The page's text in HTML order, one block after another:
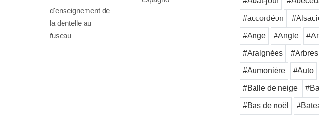
d'enseignement de
la dentelle au
fuseau
#accordéon
#Ange #Angle
#Araignées #Arbres
#Aumonière #Auto
#Balle de neige
#Bas de noël